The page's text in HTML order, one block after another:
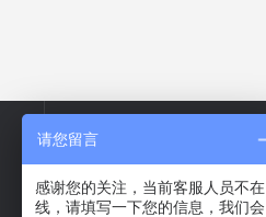
关于我们
ABOUT US
请您留言
感谢您的关注，当前客服人员不在
线，请填写一下您的信息，我们会